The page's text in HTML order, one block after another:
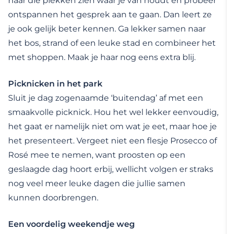
ontspannen het gesprek aan te gaan. Dan leert ze
je ook gelijk beter kennen. Ga lekker samen naar
het bos, strand of een leuke stad en combineer het
met shoppen. Maak je haar nog eens extra blij.
Picknicken in het park
Sluit je dag zogenaamde ‘buitendag’ af met een
smaakvolle picknick. Hou het wel lekker eenvoudig,
het gaat er namelijk niet om wat je eet, maar hoe je
het presenteert. Vergeet niet een flesje Prosecco of
Rosé mee te nemen, want proosten op een
geslaagde dag hoort erbij, wellicht volgen er straks
nog veel meer leuke dagen die jullie samen
kunnen doorbrengen.
Een voordelig weekendje weg